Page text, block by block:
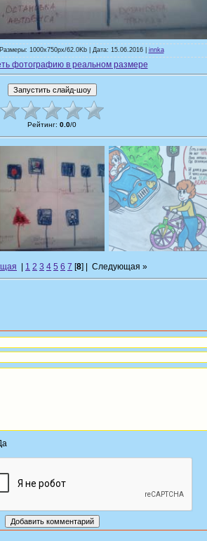
1000x750px/62.0Kb | Дата: 15.06.2016 | innka
фотографию в реальном размере
Рейтинг: 0.0/0
1 2 3 4 5 6 7 [8] | Следующая »